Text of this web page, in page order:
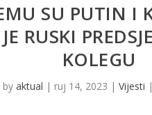
SU PUTIN I
RUSKI
KOLEGU
byaktual | ruj 14, 2023 |Vijesti